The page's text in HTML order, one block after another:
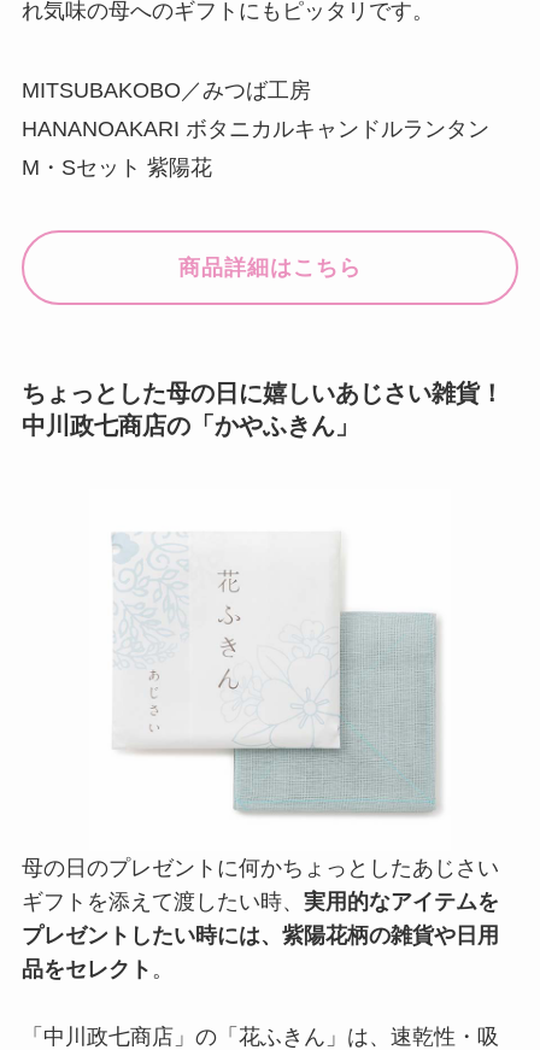
れ気味の母へのギフトにもピッタリです。
MITSUBAKOBO／みつば工房
HANANOAKARI ボタニカルキャンドルランタン
M・Sセット 紫陽花
商品詳細はこちら
ちょっとした母の日に嬉しいあじさい雑貨！
中川政七商店の「かやふきん」
母の日のプレゼントに何かちょっとしたあじさい
ギフトを添えて渡したい時、 実用的なアイテムを
プレゼントしたい時には、紫陽花柄の雑貨や日用
品をセレクト 。
「中川政七商店」の「花ふきん」は、速乾性・吸